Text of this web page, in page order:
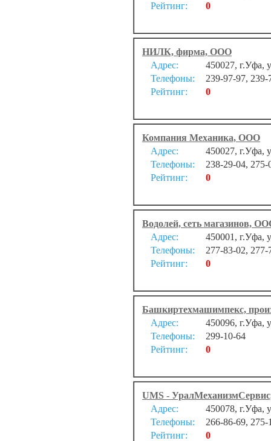
Рейтинг:
0
НИЛК, фирма, ООО
Адрес:
450027, г.Уфа,
Телефоны:
239-97-97,
Рейтинг:
0
Компания Механика, ООО
Адрес:
450027, г.Уфа,
Телефоны:
238-29-04, 275-
Рейтинг:
0
Водолей, сеть магазинов,
Адрес:
450001, г.Уфа,
Телефоны:
277-83-02, 277-
Рейтинг:
0
Башкиртехмашимпекс,
Адрес:
450096, г.Уфа,
Телефоны:
299-10-64
Рейтинг:
0
UMS -
Адрес:
450078, г.Уфа,
Телефоны:
266-86-69, 275-
Рейтинг:
0